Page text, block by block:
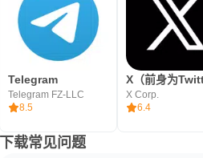
Telegram
Telegram FZ-LLC
8.5
X（前身为
X Corp.
6.4
下载常见问题